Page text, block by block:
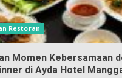
Restoran
Momen Kebersamaan
di Ayda Hotel